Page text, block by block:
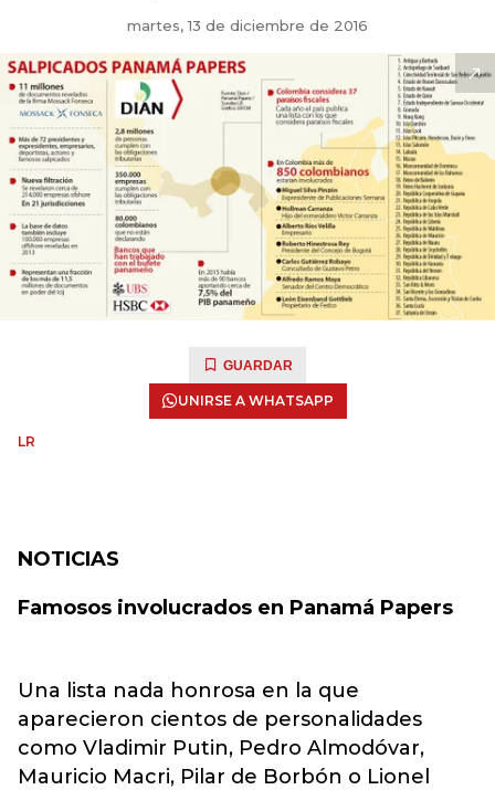
martes, 13 de diciembre de 2016
GUARDAR
UNIRSE A WHATSAPP
LR
NOTICIAS
Famosos involucrados en Panamá Papers
Una lista nada honrosa en la que
aparecieron cientos de personalidades
como Vladimir Putin, Pedro Almodóvar,
Mauricio Macri, Pilar de Borbón o Lionel